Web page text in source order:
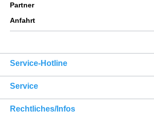
Partner
Anfahrt
Service-Hotline
Service
Rechtliches/Infos